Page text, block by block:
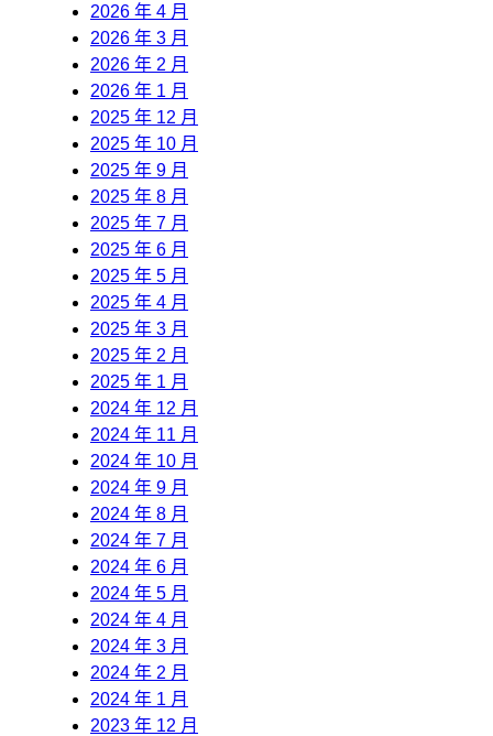
2026 年 4 月
2026 年 3 月
2026 年 2 月
2026 年 1 月
2025 年 12 月
2025 年 10 月
2025 年 9 月
2025 年 8 月
2025 年 7 月
2025 年 6 月
2025 年 5 月
2025 年 4 月
2025 年 3 月
2025 年 2 月
2025 年 1 月
2024 年 12 月
2024 年 11 月
2024 年 10 月
2024 年 9 月
2024 年 8 月
2024 年 7 月
2024 年 6 月
2024 年 5 月
2024 年 4 月
2024 年 3 月
2024 年 2 月
2024 年 1 月
2023 年 12 月